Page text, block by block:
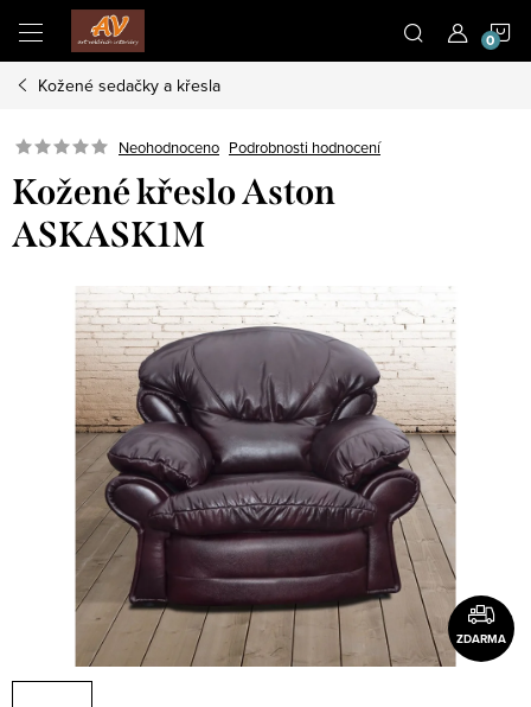
obsah
Kožené sedačky a křesla
Neohodnoceno Podrobnosti hodnocení
Kožené křeslo Aston
ASKASK1M
ZDARMA